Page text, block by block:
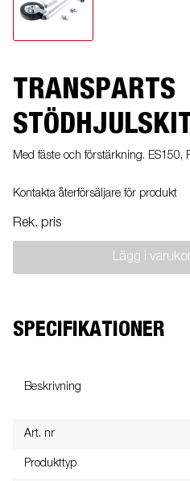
TRANSPARTS
Med fäste och förstärkning. ES150,
Kontakta återförsäljare för produkt
Rek. pris
Lägg i
SPECIFIKATIONER
Beskrivning
Art. nr
Produkttyp